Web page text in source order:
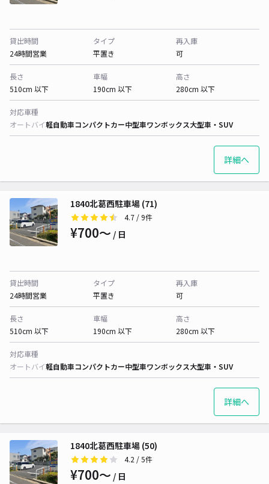
貸出時間
24時間営業
タイプ
平置き
再入庫
可
長さ
510cm 以下
車幅
190cm 以下
高さ
280cm 以下
対応車種
オートバイ軽自動車コンパクトカー中型車ワンボックス大型車・SUV
詳細へ
1840北葛西駐車場 (71)
4.7 / 9件
¥700〜 / 日
貸出時間
24時間営業
タイプ
平置き
再入庫
可
長さ
510cm 以下
車幅
190cm 以下
高さ
280cm 以下
対応車種
オートバイ軽自動車コンパクトカー中型車ワンボックス大型車・SUV
詳細へ
1840北葛西駐車場 (50)
4.2 / 5件
¥700〜 / 日